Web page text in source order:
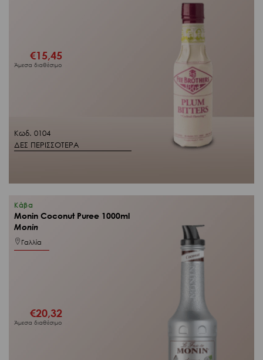
Κωδ. 0104
ΔΕΣ ΠΕΡΙΣΣΟΤΕΡΑ
€15,45
Άμεσα διαθέσιμο
Κάβα
Monin Coconut Puree 1000ml
Monin
Γαλλία
€20,32
Άμεσα διαθέσιμο